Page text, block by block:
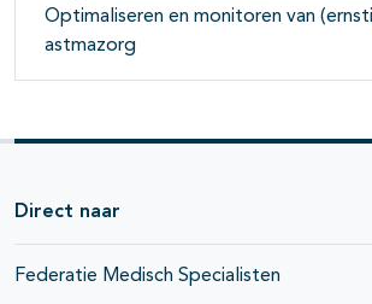
Optimaliseren en monitoren van
astmazorg
Direct naar
Federatie Medisch Specialisten